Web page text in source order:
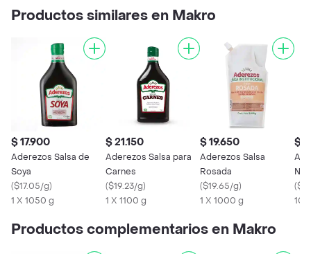
Productos similares en Makro
$ 17.900
Aderezos Salsa de
Soya
($17.05/g)
1 X 1050 g
$ 21.150
Aderezos Salsa para
Carnes
($19.23/g)
1 X 1100 g
$ 19.650
Aderezos Salsa
Rosada
($19.65/g)
1 X 1000 g
$
(
Productos complementarios en Makro